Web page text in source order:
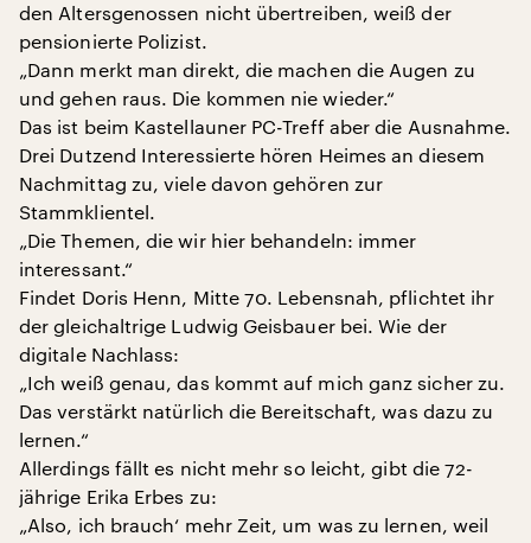
den Altersgenossen nicht übertreiben, weiß der
pensionierte Polizist.
„Dann merkt man direkt, die machen die Augen zu
und gehen raus. Die kommen nie wieder.“
Das ist beim Kastellauner PC-Treff aber die Ausnahme.
Drei Dutzend Interessierte hören Heimes an diesem
Nachmittag zu, viele davon gehören zur
Stammklientel.
„Die Themen, die wir hier behandeln: immer
interessant.“
Findet Doris Henn, Mitte 70. Lebensnah, pflichtet ihr
der gleichaltrige Ludwig Geisbauer bei. Wie der
digitale Nachlass:
„Ich weiß genau, das kommt auf mich ganz sicher zu.
Das verstärkt natürlich die Bereitschaft, was dazu zu
lernen.“
Allerdings fällt es nicht mehr so leicht, gibt die 72-
jährige Erika Erbes zu:
„Also, ich brauch‘ mehr Zeit, um was zu lernen, weil